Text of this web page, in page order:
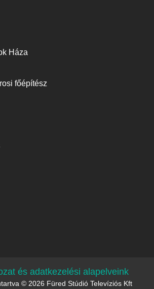
Háza
főépítész
és adatkezelési alapelveink
© 2026 Füred Stúdió Televíziós Kft